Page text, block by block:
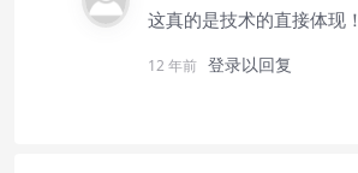
这真的是技术的直接体现！
12 年前 登录以回复